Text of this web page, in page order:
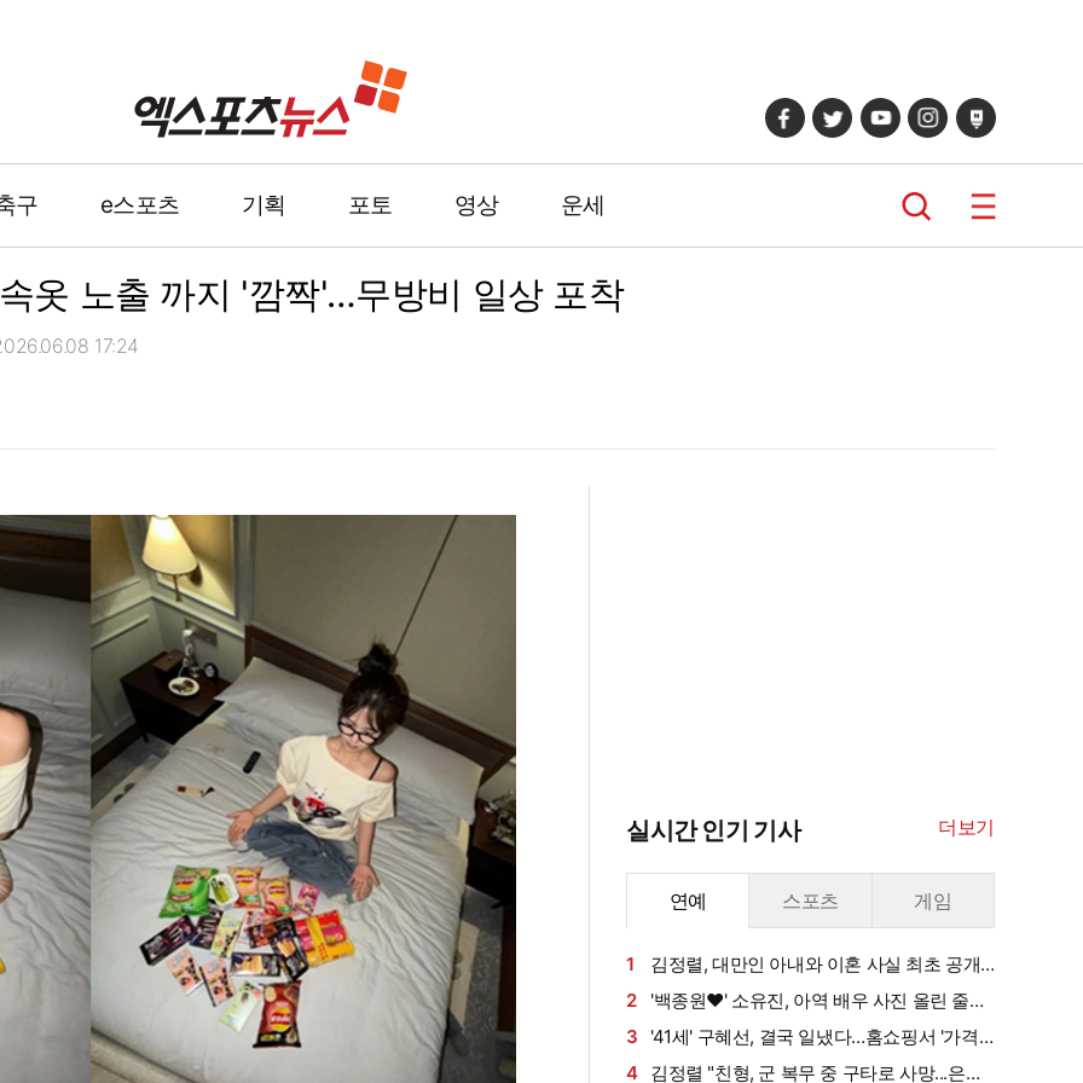
구 e스포츠 기획 포토 영상 운세
옷 노출 까지 '깜짝'…무방비 일상 포착
17:24
실시간 인기 기사 더보기
연예 스포츠 게임
1
김정렬, 대만인 아내와 이혼 사실 최초 공개
"별거만 13년" (데이앤나잇)
2
'백종원♥' 소유진, 아역 배우 사진 올린 줄…8
살 딸 미모 대박, 연예인 시켜도 되겠어 [★해시
태그]
3
'41세' 구혜선, 결국 일냈다…홈쇼핑서 '가격
논란' 헤어롤 대박, 무려 '3만 장' 돌파 [엑's 이슈]
4 김정렬 "친형, 군 복무 중 구타로 사망...은폐"